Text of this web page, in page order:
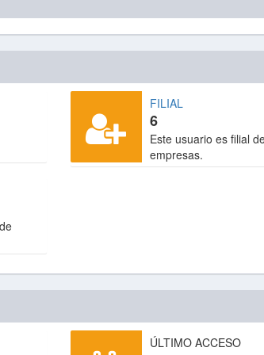
FILIAL
6
Este usuario es filial
empresas.
ÚLTIMO ACCESO